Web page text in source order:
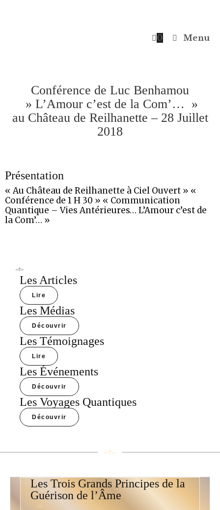
0 Menu
Conférence de Luc Benhamou
» L’Amour c’est de la Com’… »
au Château de Reilhanette – 28 Juillet
2018
Présentation
« Au Château de Reilhanette à Ciel Ouvert » «
Conférence de 1 H 30 » « Communication
Quantique – Vies Antérieures… L’Amour c’est de
la Com’… »
Les Articles
Lire
Les Médias
Découvrir
Les Témoignages
Lire
Les Événements
Découvrir
Les Voyages Quantiques
Découvrir
Les Trois Grands Principes de la
Guérison de l’Âme